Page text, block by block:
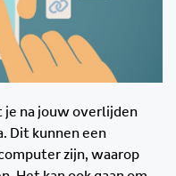
je na jouw overlijden
Dit kunnen een
zijn, waarop